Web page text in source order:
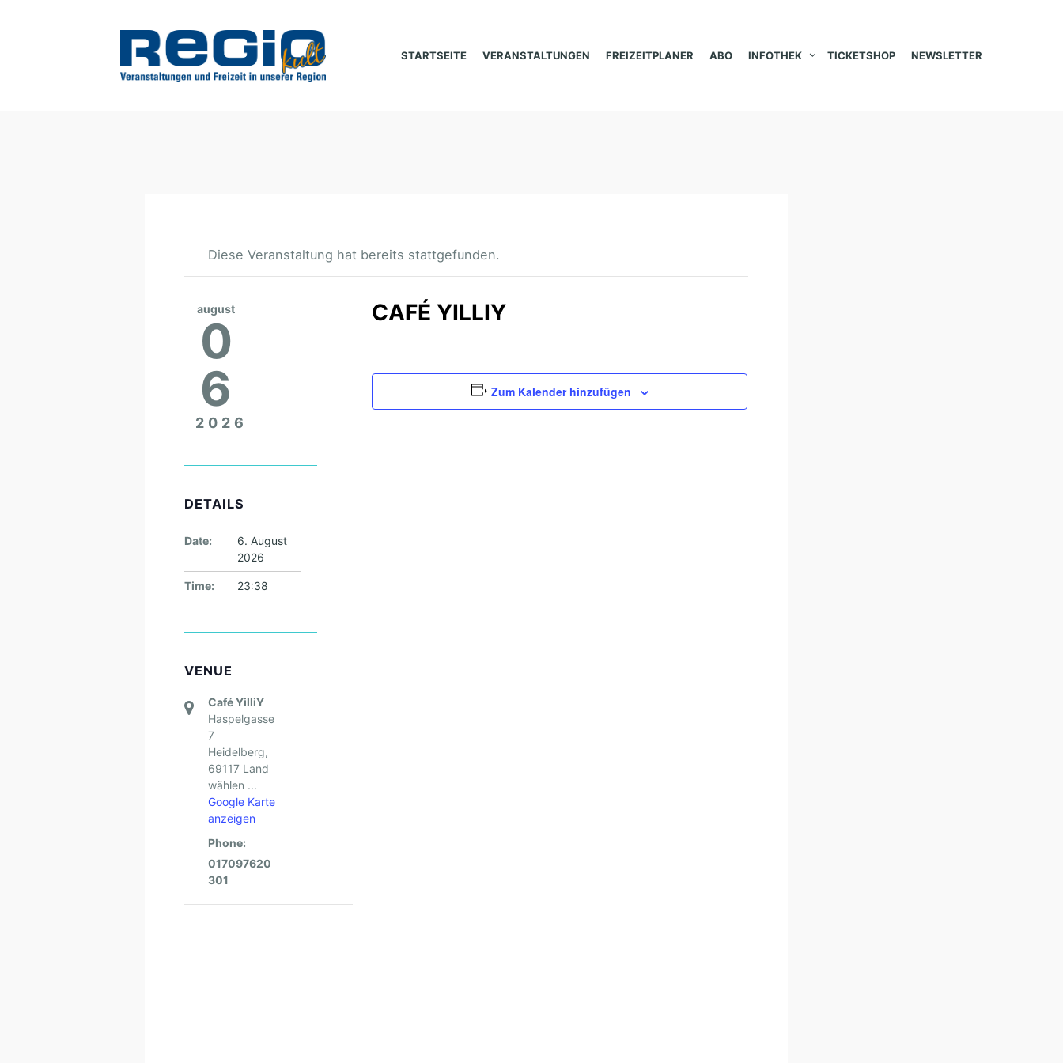
STARTSEITE VERANSTALTUNGEN FREIZEITPLANER ABO INFOTHEK TICKETSHOP NEWSLETTER
Diese Veranstaltung hat bereits stattgefunden.
CAFÉ YILLIY
Zum Kalender hinzufügen
august
0
6
2026
DETAILS
Date:
6. August
2026
Time: 23:38
VENUE
Café YilliY
Haspelgasse
7
Heidelberg,
69117 Land
wählen ...
Google Karte
anzeigen
Phone:
017097620
301